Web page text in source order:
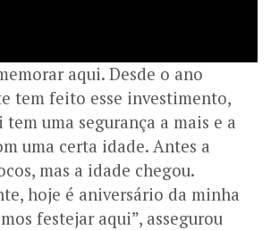
aqui. Desde o ano
tem feito esse investimento,
uma segurança a mais e a
uma certa idade. Antes a
mas a idade chegou.
hoje é aniversário da minha
festejar aqui”, assegurou